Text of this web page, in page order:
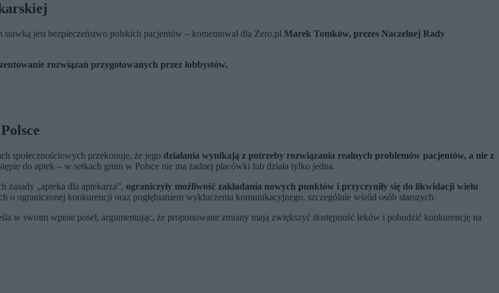
stawką jest bezpieczeństwo polskich pacjentów – komentował dla Zero.pl Marek Tomków, prezes Naczelnej Rady
rozwiązań przygotowanych przez lobbystów.
społecznościowych przekonuje, że jego działania wynikają z potrzeby rozwiązania realnych problemów pacjentów, a nie z
do aptek – w setkach gmin w Polsce nie ma żadnej placówki lub działa tylko jedna.
zasady „apteka dla aptekarza”, ograniczyły możliwość zakładania nowych punktów i przyczyniły się do likwidacji wielu
o ograniczonej konkurencji oraz pogłębianiem wykluczenia komunikacyjnego, szczególnie wśród osób starszych.
w swoim wpisie poseł, argumentując, że proponowane zmiany mają zwiększyć dostępność leków i pobudzić konkurencję na